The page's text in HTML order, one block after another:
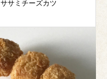
ササミチーズカツ